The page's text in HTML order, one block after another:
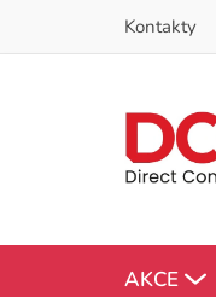
Kontakty
AKCE